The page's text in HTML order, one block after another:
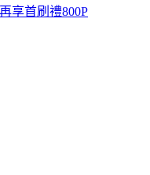
享首刷禮800P